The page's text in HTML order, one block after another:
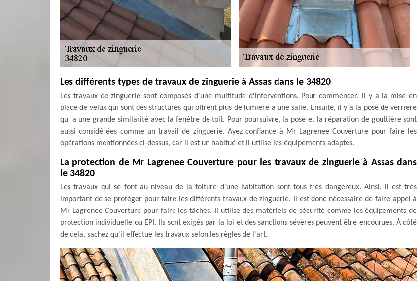
Les différents types de travaux de zinguerie à Assas dans le 34820
Les travaux de zinguerie sont composés d'une multitude d'interventions. Pour commencer, il y a la mise en
place de velux qui sont des structures qui offrent plus de lumière à une salle. Ensuite, il y a la pose de verrière
qui a une grande similarité avec la fenêtre de toit. Pour poursuivre, la pose et la réparation de gouttière sont
aussi considérées comme un travail de zinguerie. Ayez confiance à Mr Lagrenee Couverture pour faire les
opérations mentionnées ci-dessus, car il est un habitué et il utilise les équipements adaptés.
La protection de Mr Lagrenee Couverture pour les travaux de zinguerie à Assas dans
le 34820
Les travaux qui se font au niveau de la toiture d'une habitation sont tous très dangereux. Ainsi, il est très
important de se protéger pour faire les différents travaux de zinguerie. Il est donc nécessaire de faire appel à
Mr Lagrenee Couverture pour faire les tâches. Il utilise des matériels de sécurité comme les équipements de
protection individuelle ou EPI. Ils sont exigés par la loi et des sanctions sévères peuvent être encourues. À côté
de cela, sachez qu'il effectue les travaux selon les règles de l'art.